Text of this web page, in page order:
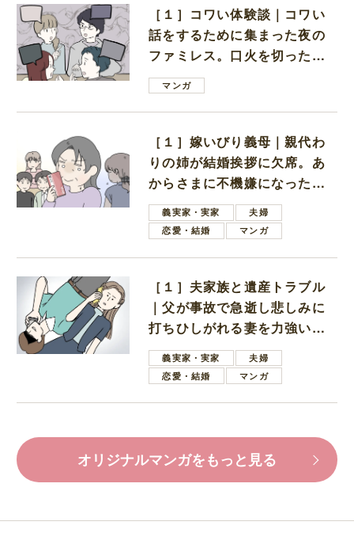
［１］コワい体験談｜コワい
話をするために集まった夜の
ファミレス。口火を切ったの
は電車好きの男の子ママ
マンガ
［１］嫁いびり義母｜親代わ
りの姉が結婚挨拶に欠席。あ
からさまに不機嫌になった義
母義実家・実家
夫婦
恋愛・結婚
マンガ
［１］夫家族と遺産トラブル
｜父が事故で急逝し悲しみに
打ちひしがれる妻を力強い言
葉で励ます夫
義実家・実家
夫婦
恋愛・結婚
マンガ
オリジナルマンガをもっと見る